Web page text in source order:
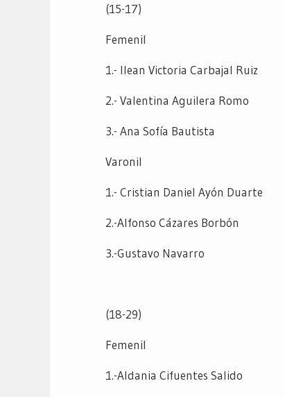
(15-17)
Femenil
1.- Ilean Victoria Carbajal Ruiz
2.- Valentina Aguilera Romo
3.- Ana Sofía Bautista
Varonil
1.- Cristian Daniel Ayón Duarte
2.-Alfonso Cázares Borbón
3.-Gustavo Navarro
(18-29)
Femenil
1.-Aldania Cifuentes Salido